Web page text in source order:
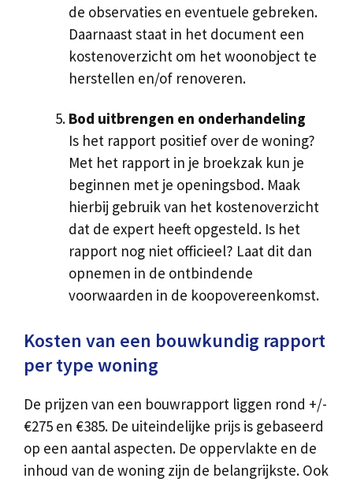
de observaties en eventuele gebreken.
Daarnaast staat in het document een
kostenoverzicht om het woonobject te
herstellen en/of renoveren.
Bod uitbrengen en onderhandeling
Is het rapport positief over de woning?
Met het rapport in je broekzak kun je
beginnen met je openingsbod. Maak
hierbij gebruik van het kostenoverzicht
dat de expert heeft opgesteld. Is het
rapport nog niet officieel? Laat dit dan
opnemen in de ontbindende
voorwaarden in de koopovereenkomst.
Kosten van een bouwkundig rapport
per type woning
De prijzen van een bouwrapport liggen rond +/-
€275 en €385. De uiteindelijke prijs is gebaseerd
op een aantal aspecten. De oppervlakte en de
inhoud van de woning zijn de belangrijkste. Ook